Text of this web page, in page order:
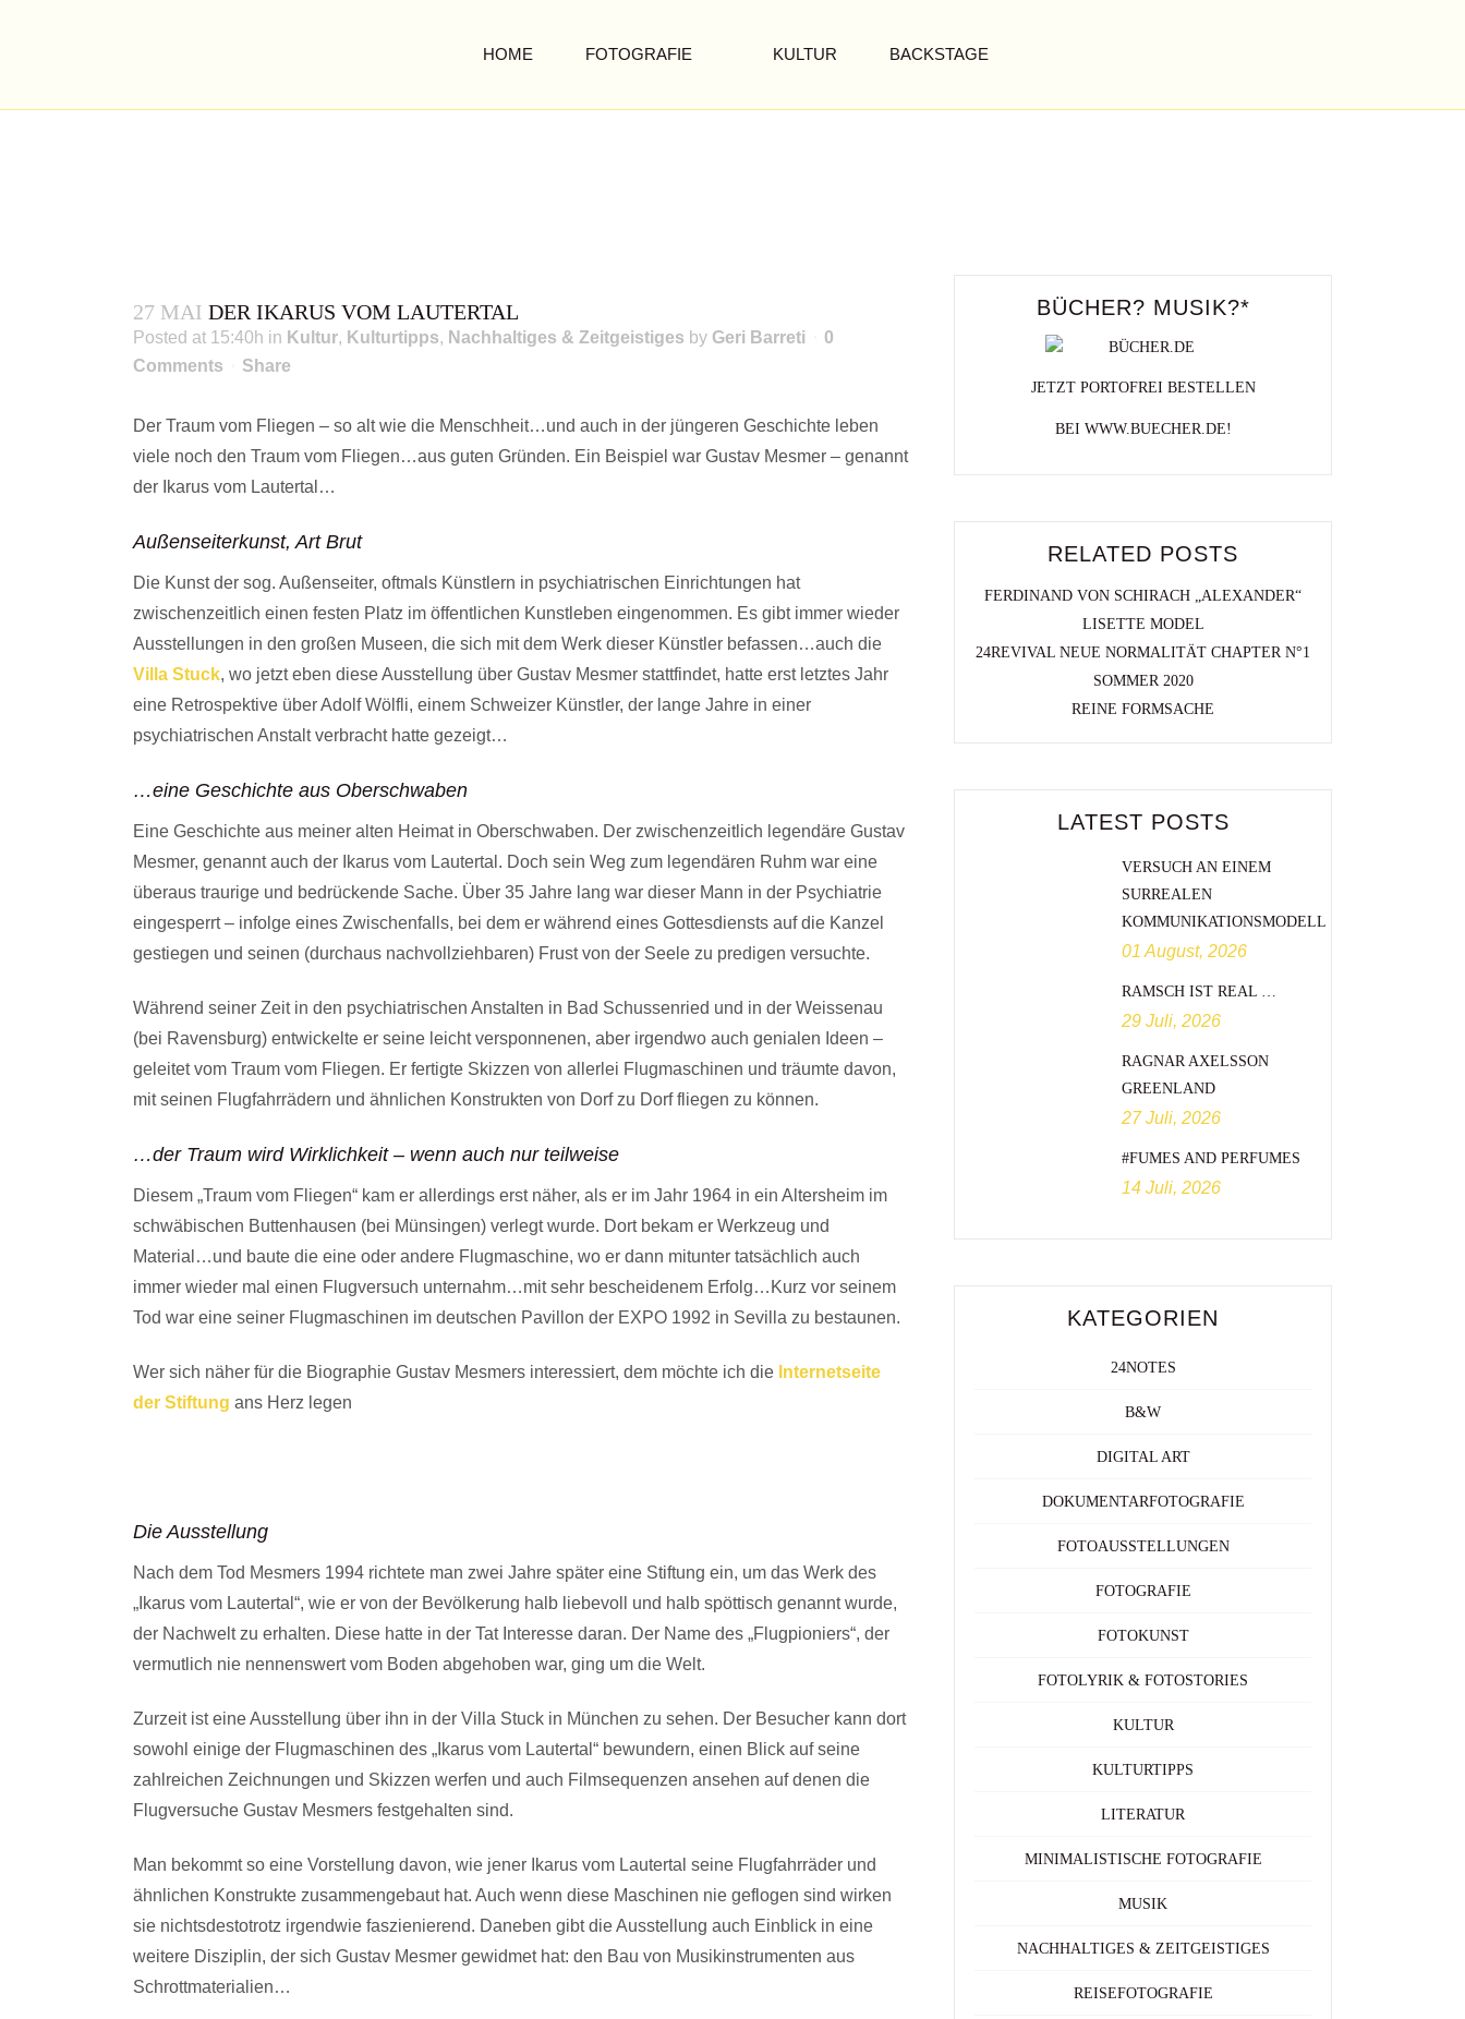
HOME FOTOGRAFIE KULTUR BACKSTAGE
27 MAI DER IKARUS VOM LAUTERTAL
Posted at 15:40h in Kultur, Kulturtipps, Nachhaltiges & Zeitgeistiges by Geri Barreti
0
Comments
Share
Der Traum vom Fliegen – so alt wie die Menschheit…und auch in der jüngeren Geschichte leben
viele noch den Traum vom Fliegen…aus guten Gründen. Ein Beispiel war Gustav Mesmer – genannt
der Ikarus vom Lautertal…
Außenseiterkunst, Art Brut
Die Kunst der sog. Außenseiter, oftmals Künstlern in psychiatrischen Einrichtungen hat
zwischenzeitlich einen festen Platz im öffentlichen Kunstleben eingenommen. Es gibt immer wieder
Ausstellungen in den großen Museen, die sich mit dem Werk dieser Künstler befassen…auch die
Villa Stuck, wo jetzt eben diese Ausstellung über Gustav Mesmer stattfindet, hatte erst letztes Jahr
eine Retrospektive über Adolf Wölfli, einem Schweizer Künstler, der lange Jahre in einer
psychiatrischen Anstalt verbracht hatte gezeigt…
…eine Geschichte aus Oberschwaben
Eine Geschichte aus meiner alten Heimat in Oberschwaben. Der zwischenzeitlich legendäre Gustav
Mesmer, genannt auch der Ikarus vom Lautertal. Doch sein Weg zum legendären Ruhm war eine
überaus traurige und bedrückende Sache. Über 35 Jahre lang war dieser Mann in der Psychiatrie
eingesperrt – infolge eines Zwischenfalls, bei dem er während eines Gottesdiensts auf die Kanzel
gestiegen und seinen (durchaus nachvollziehbaren) Frust von der Seele zu predigen versuchte.
Während seiner Zeit in den psychiatrischen Anstalten in Bad Schussenried und in der Weissenau
(bei Ravensburg) entwickelte er seine leicht versponnenen, aber irgendwo auch genialen Ideen –
geleitet vom Traum vom Fliegen. Er fertigte Skizzen von allerlei Flugmaschinen und träumte davon,
mit seinen Flugfahrrädern und ähnlichen Konstrukten von Dorf zu Dorf fliegen zu können.
…der Traum wird Wirklichkeit – wenn auch nur teilweise
Diesem „Traum vom Fliegen“ kam er allerdings erst näher, als er im Jahr 1964 in ein Altersheim im
schwäbischen Buttenhausen (bei Münsingen) verlegt wurde. Dort bekam er Werkzeug und
Material…und baute die eine oder andere Flugmaschine, wo er dann mitunter tatsächlich auch
immer wieder mal einen Flugversuch unternahm…mit sehr bescheidenem Erfolg…Kurz vor seinem
Tod war eine seiner Flugmaschinen im deutschen Pavillon der EXPO 1992 in Sevilla zu bestaunen.
Wer sich näher für die Biographie Gustav Mesmers interessiert, dem möchte ich die Internetseite
der Stiftung ans Herz legen
Die Ausstellung
Nach dem Tod Mesmers 1994 richtete man zwei Jahre später eine Stiftung ein, um das Werk des
„Ikarus vom Lautertal“, wie er von der Bevölkerung halb liebevoll und halb spöttisch genannt wurde,
der Nachwelt zu erhalten. Diese hatte in der Tat Interesse daran. Der Name des „Flugpioniers“, der
vermutlich nie nennenswert vom Boden abgehoben war, ging um die Welt.
Zurzeit ist eine Ausstellung über ihn in der Villa Stuck in München zu sehen. Der Besucher kann dort
sowohl einige der Flugmaschinen des „Ikarus vom Lautertal“ bewundern, einen Blick auf seine
zahlreichen Zeichnungen und Skizzen werfen und auch Filmsequenzen ansehen auf denen die
Flugversuche Gustav Mesmers festgehalten sind.
Man bekommt so eine Vorstellung davon, wie jener Ikarus vom Lautertal seine Flugfahrräder und
ähnlichen Konstrukte zusammengebaut hat. Auch wenn diese Maschinen nie geflogen sind wirken
sie nichtsdestotrotz irgendwie faszienierend. Daneben gibt die Ausstellung auch Einblick in eine
weitere Disziplin, der sich Gustav Mesmer gewidmet hat: den Bau von Musikinstrumenten aus
Schrottmaterialien…
BÜCHER? MUSIK?*
JETZT PORTOFREI BESTELLEN
BEI WWW.BUECHER.DE!
RELATED POSTS
FERDINAND VON SCHIRACH „ALEXANDER“
LISETTE MODEL
24REVIVAL NEUE NORMALITÄT CHAPTER N°1
SOMMER 2020
REINE FORMSACHE
LATEST POSTS
VERSUCH AN EINEM
SURREALEN
KOMMUNIKATIONSMODELL
01 August, 2026
RAMSCH IST REAL …
29 Juli, 2026
RAGNAR AXELSSON
GREENLAND
27 Juli, 2026
#FUMES AND PERFUMES
14 Juli, 2026
KATEGORIEN
24NOTES
B&W
DIGITAL ART
DOKUMENTARFOTOGRAFIE
FOTOAUSSTELLUNGEN
FOTOGRAFIE
FOTOKUNST
FOTOLYRIK & FOTOSTORIES
KULTUR
KULTURTIPPS
LITERATUR
MINIMALISTISCHE FOTOGRAFIE
MUSIK
NACHHALTIGES & ZEITGEISTIGES
REISEFOTOGRAFIE